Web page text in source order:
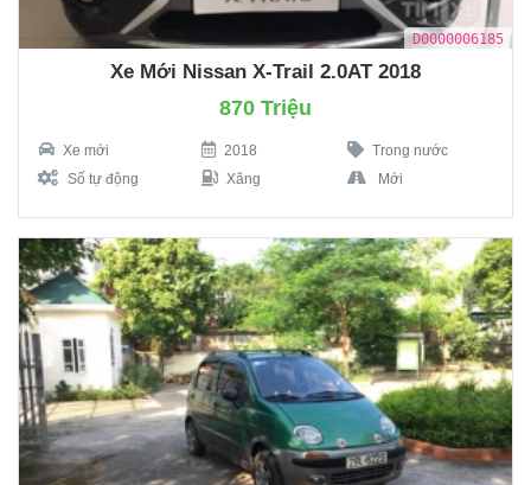
D0000006185
Xe Mới Nissan X-Trail 2.0AT 2018
870 Triệu
Xe mới 2018
Trong nước
Số tự động
Xăng Mới